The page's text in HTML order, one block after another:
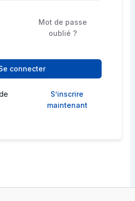
Mot de passe
oublié ?
connecter
S’inscrire
maintenant